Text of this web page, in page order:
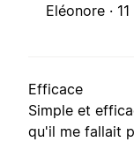
Eléonore ·
Efficace
Simple et
qu'il me fallait